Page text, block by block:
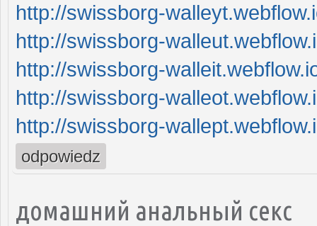
http://swissborg-
http://swissborg-
http://swissborg-
http://swissborg-
http://swissborg-
odpowiedz
домашний анальный секс